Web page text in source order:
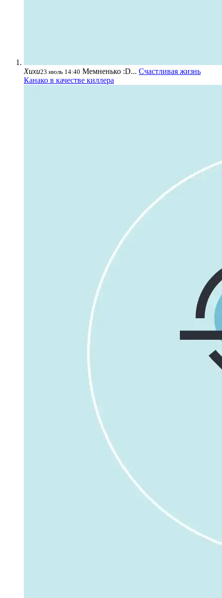
Хихи23 июль 14:40 Мемненько :D... Счастливая жизнь
Канако в качестве киллера